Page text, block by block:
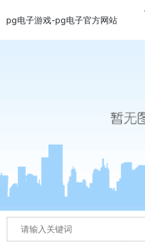
pg电子游戏-pg电子官方网站